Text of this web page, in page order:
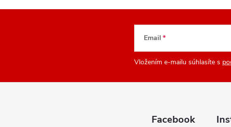
Email
Vložením e-mailu súhlasíte s
Facebook